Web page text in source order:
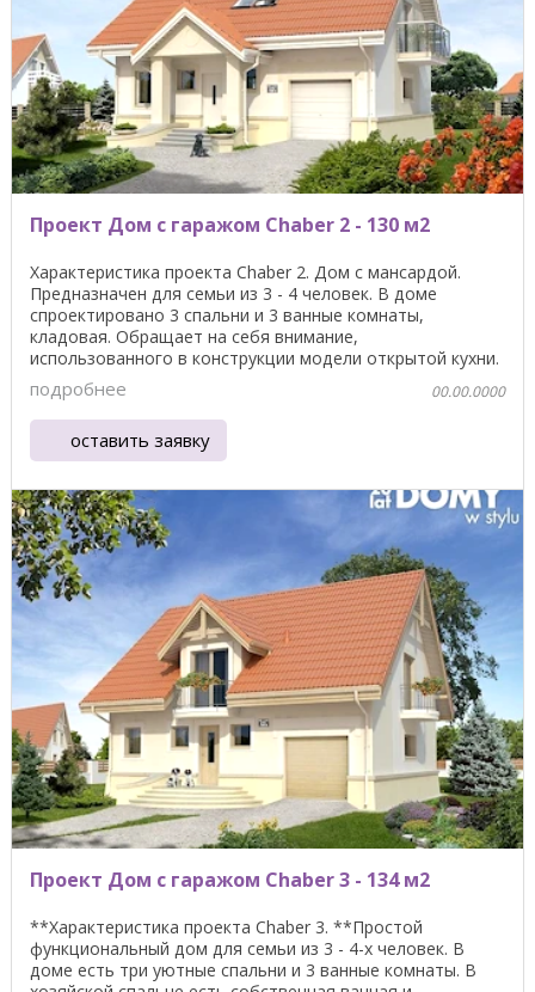
Проект Дом с гаражом Chaber 2 - 130 м2
Характеристика проекта Chaber 2. Дом с мансардой.
Предназначен для семьи из 3 - 4 человек. В доме
спроектировано 3 спальни и 3 ванные комнаты,
кладовая. Обращает на себя внимание,
использованного в конструкции модели открытой кухни.
Люди, которые ...
подробнее 00.00.0000
оставить заявку
Проект Дом с гаражом Chaber 3 - 134 м2
**Характеристика проекта Chaber 3. **Простой
функциональный дом для семьи из 3 - 4-х человек. В
доме есть три уютные спальни и 3 ванные комнаты. В